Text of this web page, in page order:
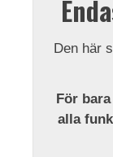
Den här
För
alla